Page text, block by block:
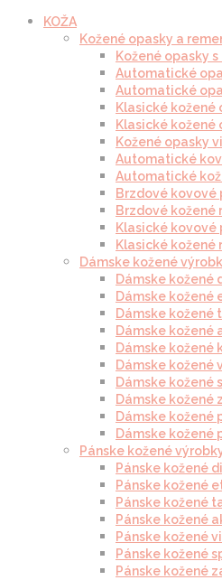
KOŽA
Kožené opasky a
Kožené opasky
Automatické
Automatické
Klasické kožené
Klasické kožené
Kožené opasky
Automatické
Automatické
Brzdové kovové
Brzdové kožené
Klasické kovové
Klasické kožené
Dámske kožené
Dámske kožené
Dámske kožené
Dámske kožené
Dámske kožené
Dámske kožené
Dámske kožené
Dámske kožené
Dámske kožené
Dámske kožené
Dámske kožené
Pánske kožené
Pánske kožené
Pánske kožené
Pánske kožené
Pánske kožené
Pánske kožené
Pánske kožené
Pánske kožené